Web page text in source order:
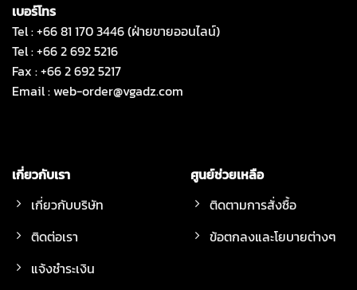
เบอร์โทร
Tel : +66 81 170 3446 (ฝ่ายขายออนไลน์)
Tel : +66 2 692 5216
Fax : +66 2 692 5217
Email :web-order@vgadz.com
เกี่ยวกับเรา
เกี่ยวกับบริษัท
ติดต่อเรา
แจ้งชำระเงิน
ศูนย์ช่วยเหลือ
ติดตามการสั่งซื้อ
ข้อตกลงและโยบายต่างๆ